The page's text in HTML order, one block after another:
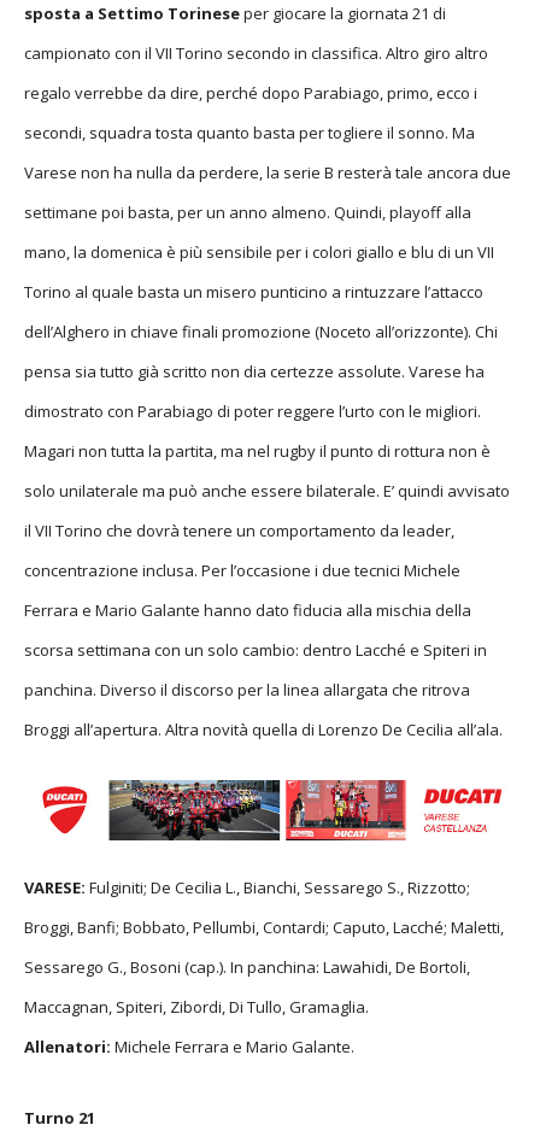
sposta a Settimo Torineseper giocare la giornata 21 di
campionato con il VII Torino secondo in classifica. Altro giro altro
regalo verrebbe da dire, perché dopo Parabiago, primo, ecco i
secondi, squadra tosta quanto basta per togliere il sonno. Ma
Varese non ha nulla da perdere, la serie B resterà tale ancora due
settimane poi basta, per un anno almeno. Quindi, playoff alla
mano, la domenica è più sensibile per i colori giallo e blu di un VII
Torino al quale basta un misero punticino a rintuzzare l’attacco
dell’Alghero in chiave finali promozione (Noceto all’orizzonte). Chi
pensa sia tutto già scritto non dia certezze assolute. Varese ha
dimostrato con Parabiago di poter reggere l’urto con le migliori.
Magari non tutta la partita, ma nel rugby il punto di rottura non è
solo unilaterale ma può anche essere bilaterale. E’ quindi avvisato
il VII Torino che dovrà tenere un comportamento da leader,
concentrazione inclusa. Per l’occasione i due tecnici Michele
Ferrara e Mario Galante hanno dato fiducia alla mischia della
scorsa settimana con un solo cambio: dentro Lacché e Spiteri in
panchina. Diverso il discorso per la linea allargata che ritrova
Broggi all’apertura. Altra novità quella di Lorenzo De Cecilia all’ala.
VARESE: Fulginiti; De Cecilia L., Bianchi, Sessarego S., Rizzotto;
Broggi, Banfi; Bobbato, Pellumbi, Contardi; Caputo, Lacché; Maletti,
Sessarego G., Bosoni (cap.). In panchina: Lawahidi, De Bortoli,
Maccagnan, Spiteri, Zibordi, Di Tullo, Gramaglia.
Allenatori: Michele Ferrara e Mario Galante.
Turno 21